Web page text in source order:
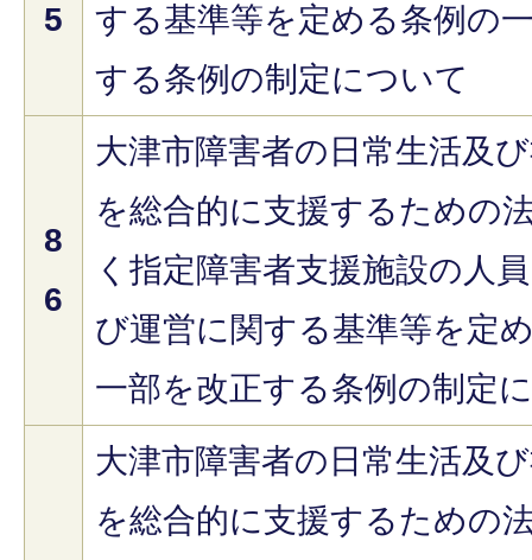
5
する基準等を定める条例の
する条例の制定について
8
6
大津市障害者の日常生活及
を総合的に支援するための
く指定障害者支援施設の人
び運営に関する基準等を定
一部を改正する条例の制定
大津市障害者の日常生活及
を総合的に支援するための